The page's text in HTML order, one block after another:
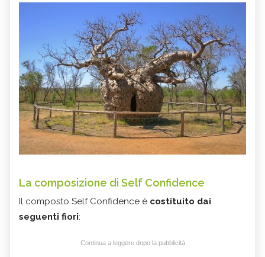
La composizione di Self Confidence
Il composto Self Confidence è costituito dai
seguenti fiori:
Continua a leggere dopo la pubblicità